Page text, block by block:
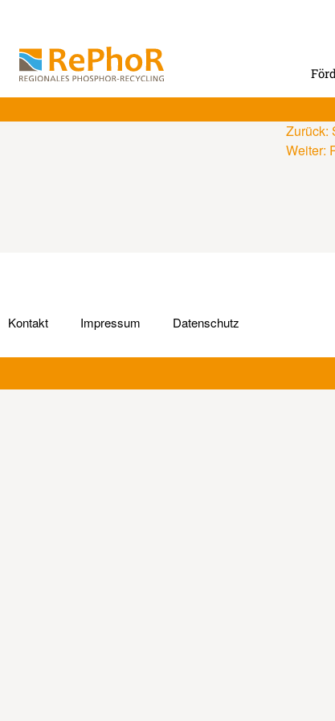
Zurück:
Weiter:
Kontakt Impressum Datenschutz